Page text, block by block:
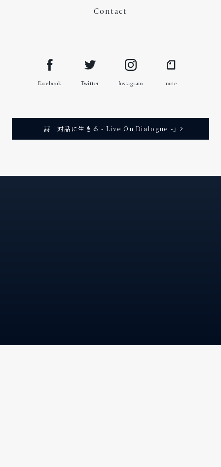
Contact
Facebook Twitter Instagram note
詩 「対話に生きる - Live On Dialogue -」